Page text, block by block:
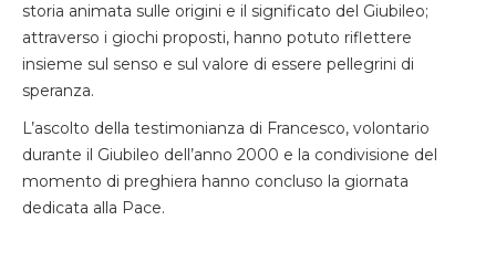
storia animata sulle origini e il significato del Giubileo;
attraverso i giochi proposti, hanno potuto riflettere
insieme sul senso e sul valore di essere pellegrini di
speranza.
L’ascolto della testimonianza di Francesco, volontario
durante il Giubileo dell’anno 2000 e la condivisione del
momento di preghiera hanno concluso la giornata
dedicata alla Pace.